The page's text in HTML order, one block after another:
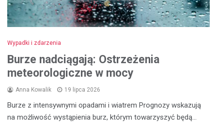
Wypadki i zdarzenia
Burze nadciągają: Ostrzeżenia
meteorologiczne w mocy
Anna Kowalik 19 lipca 2026
Burze z intensywnymi opadami i wiatrem Prognozy wskazują
na możliwość wystąpienia burz, którym towarzyszyć będą…